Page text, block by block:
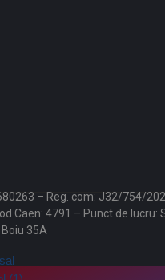
– Reg. com: J32/754/
Caen: 4791 – Punct de lucru:
35A